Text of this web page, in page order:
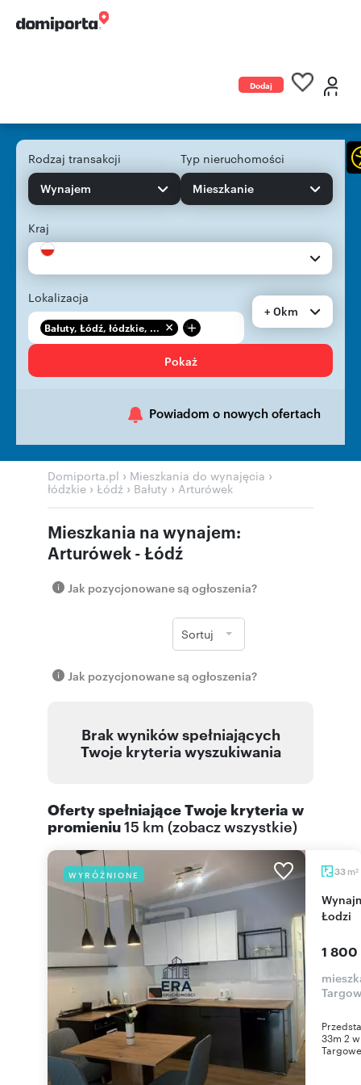
Dodaj
Rodzaj transakcji
Wynajem
Typ nieruchomości
Mieszkanie
Kraj
Lokalizacja
Bałuty, Łódź, łódzkie, ... +
+ 0km
Pokaż
Powiadom o nowych ofertach
Domiporta.pl › Mieszkania do wynajęcia ›
łódzkie › Łódź › Bałuty › Arturówek
Mieszkania na wynajem:
Arturówek - Łódź
Jak pozycjonowane są ogłoszenia?
Sortuj
Jak pozycjonowane są ogłoszenia?
Brak wyników spełniających
Twoje kryteria wyszukiwania
Oferty spełniające Twoje kryteria w
promieniu15 km (zobacz wszystkie)
WYRÓŻNIONE 33 m2
Wynajmę nowoczesne studio 33 m² w centrum
Łodzi
1 800
33m 2